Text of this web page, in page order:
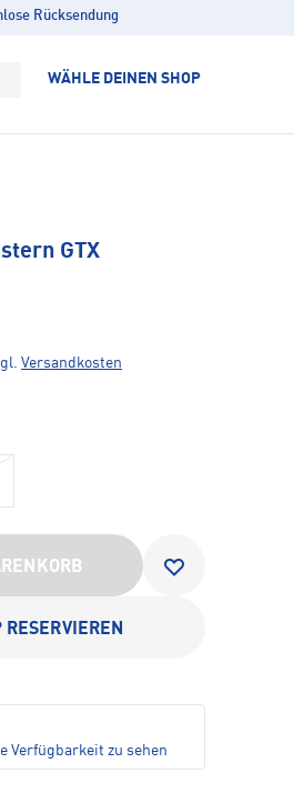
Rücksendung
WÄHLE DEINEN SHOP
GTX
Versandkosten
RESERVIEREN
Verfügbarkeit zu sehen